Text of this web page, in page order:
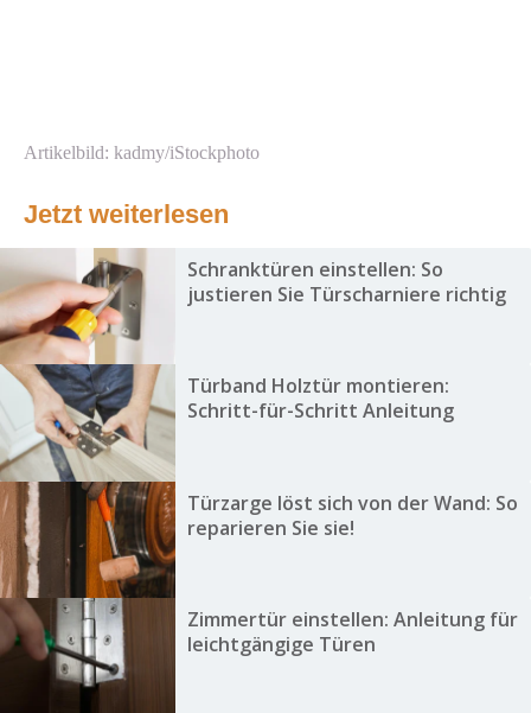
Artikelbild: kadmy/iStockphoto
Jetzt weiterlesen
Schranktüren einstellen: So
justieren Sie Türscharniere richtig
Türband Holztür montieren:
Schritt-für-Schritt Anleitung
Türzarge löst sich von der Wand: So
reparieren Sie sie!
Zimmertür einstellen: Anleitung für
leichtgängige Türen